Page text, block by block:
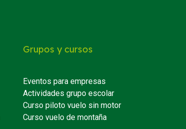
Grupos y cursos
Eventos para empresas
Actividades grupo escolar
Curso piloto vuelo sin motor
Curso vuelo de montaña